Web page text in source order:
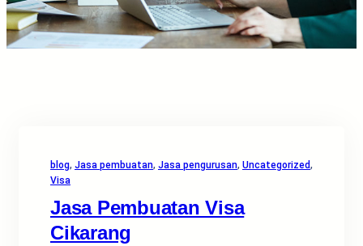
blog, Jasa pembuatan, Jasa pengurusan, Uncategorized
Visa
Jasa Pembuatan Visa
Cikarang